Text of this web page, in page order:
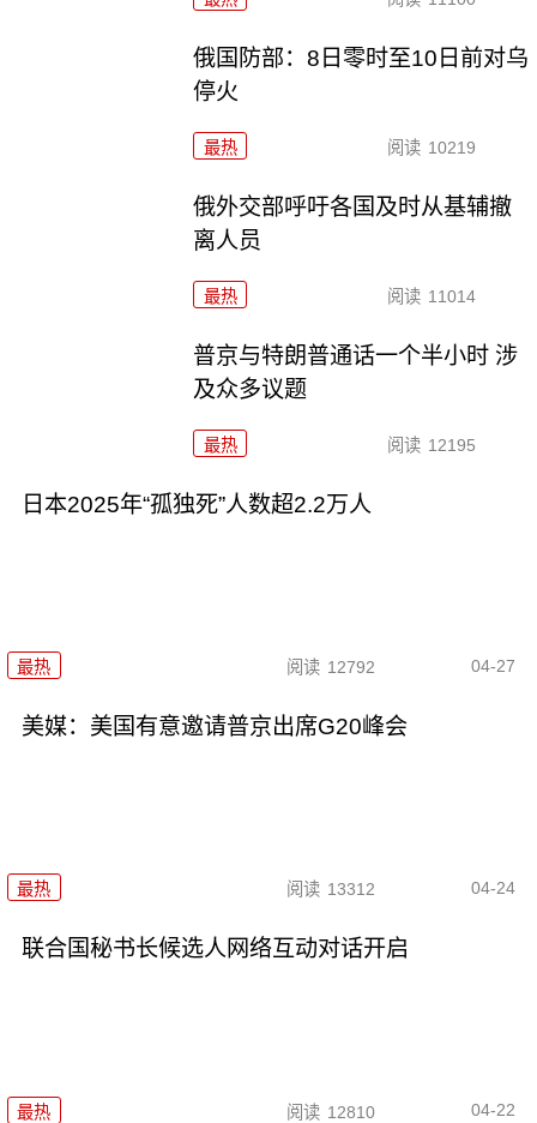
俄国防部：8日零时至10日前对乌
停火
最热 阅读 10219
俄外交部呼吁各国及时从基辅撤
离人员
最热 阅读 11014
普京与特朗普通话一个半小时 涉
及众多议题
最热 阅读 12195
日本2025年“孤独死”人数超2.2万人
最热 阅读 12792 04-27
美媒：美国有意邀请普京出席G20峰会
最热 阅读 13312 04-24
联合国秘书长候选人网络互动对话开启
最热 阅读 12810 04-22